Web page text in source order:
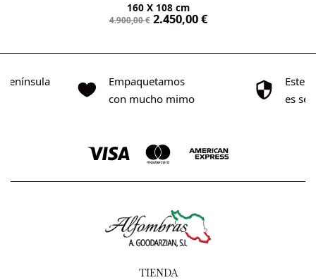
160 X 108 cm
4.900,00€ 2.450,00€
Empaquetamos
con mucho mimo
Este
es
TIENDA